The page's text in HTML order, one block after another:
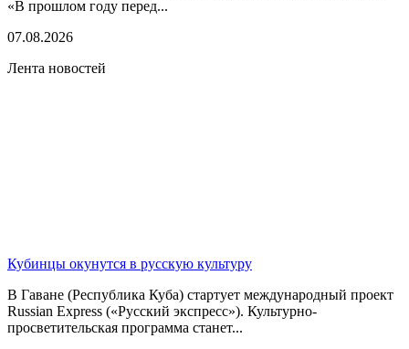
«В прошлом году перед...
07.08.2026
Лента новостей
Кубинцы окунутся в русскую культуру
В Гаване (Республика Куба) стартует международный проект
Russian Express («Русский экспресс»). Культурно-
просветительская программа станет...